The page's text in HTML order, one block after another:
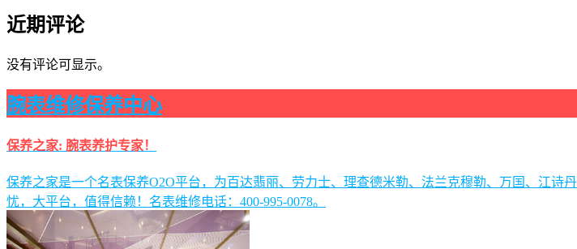
近期评论
没有评论可显示。
腕表维修保养中心
保养之家: 腕表养护专家！
保养之家是一个名表保养O2O平台，为百达翡丽、劳力士、理查德米勒、法兰克穆勒、万国、江
忧，大平台，值得信赖！名表维修电话：400-995-0078。